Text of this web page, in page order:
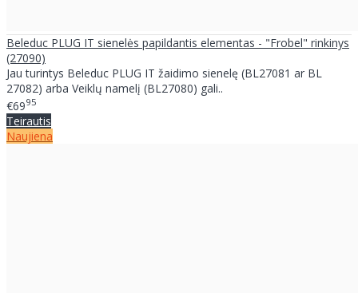
Beleduc PLUG IT sienelės papildantis elementas - "Frobel" rinkinys
(27090)
Jau turintys Beleduc PLUG IT žaidimo sienelę (BL27081 ar BL
27082) arba Veiklų namelį (BL27080) gali..
€6995
Teirautis
Naujiena